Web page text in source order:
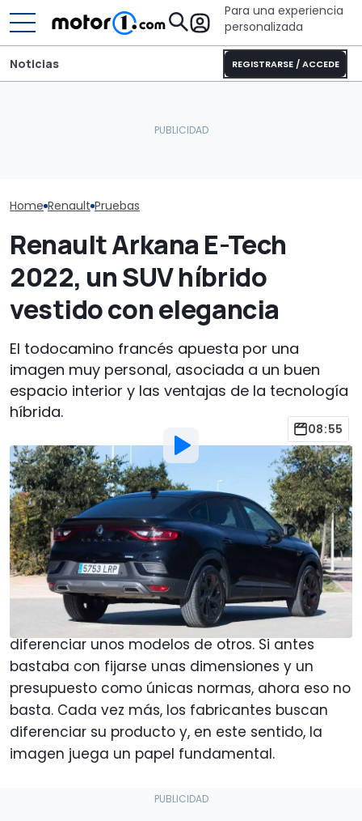
Para una experiencia
personalizada
REGISTRARSE / ACCEDE
Noticias
Home Renault Pruebas
Renault Arkana E-Tech
2022, un SUV híbrido
vestido con elegancia
El todocamino francés apuesta por una
imagen muy personal, asociada a un buen
espacio interior y las ventajas de la tecnología
híbrida.
08:55
Por:José A. Guzmán
6 Oct 2022a las19:00
Añadir Motor1.com como
fuente preferida en Google
Dentro del aluvión de todocaminos que inundan
el mercado, comienza a ser un problema
diferenciar unos modelos de otros. Si antes
bastaba con fijarse unas dimensiones y un
presupuesto como únicas normas, ahora eso no
basta. Cada vez más, los fabricantes buscan
diferenciar su producto y, en este sentido, la
imagen juega un papel fundamental.